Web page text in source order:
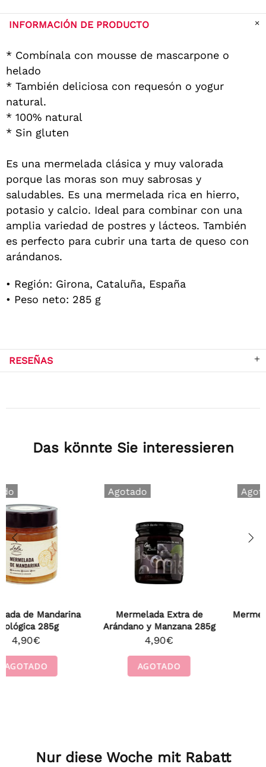
INFORMACIÓN DE PRODUCTO
* Combínala con mousse de mascarpone o
helado
* También deliciosa con requesón o yogur
natural.
* 100% natural
* Sin gluten
Es una mermelada clásica y muy valorada
porque las moras son muy sabrosas y
saludables. Es una mermelada rica en hierro,
potasio y calcio. Ideal para combinar con una
amplia variedad de postres y lácteos. También
es perfecto para cubrir una tarta de queso con
arándanos.
• Región: Girona, Cataluña, España
• Peso neto: 285 g
RESEÑAS
Das könnte Sie interessieren
Mermelada de Frambuesa y
Manzana 285g
Mermelada de otoño:
Mango, Pera y Manzana
AGOTADO
Nur diese Woche mit Rabatt